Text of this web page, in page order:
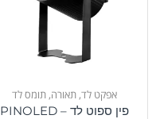
אפקט לד, תאורה, תומס לד
פין ספוט לד – PINOLED